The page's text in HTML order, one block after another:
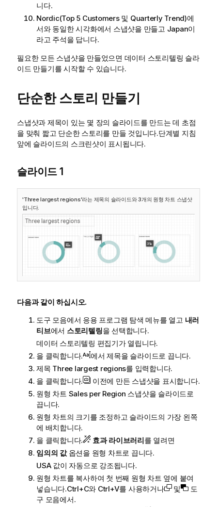
니다.
Nordic(Top 5 Customers및 Quarterly Trend)에
서와 동일한 시각화에서 스냅샷을 만들고 Japan이
라고 주석을 답니다.
필요한 모든 스냅샷을 만들었으면 데이터 스토리텔링 슬라
이드 만들기를 시작할 수 있습니다.
단순한 스토리 만들기
스냅샷과 제목이 있는 몇 장의 슬라이드를 만드는 데 초점
을 맞춰 짧고 단순한 스토리를 만들 것입니다.단계별 지침
앞에 슬라이드의 스크린샷이 표시됩니다.
슬라이드 1
'Three largest regions'라는 제목의 슬라이드와 3개의 원형 차트 스냅샷
입니다.
다음과 같이 하십시오.
도구 모음에서 응용 프로그램 탐색 메뉴를 열고 내러
티브에서 스토리텔링을 선택합니다.
데이터 스토리텔링 편집기가 열립니다.
을 클릭합니다.
에서 제목을 슬라이드로 끕니다.
제목 Three largest regions를 입력합니다.
을 클릭합니다.
이전에 만든 스냅샷을 표시합니다.
원형 차트 Sales per Region 스냅샷을 슬라이드로
끕니다.
원형 차트의 크기를 조정하고 슬라이드의 가장 왼쪽
에 배치합니다.
을 클릭합니다.
효과 라이브러리를 열려면
임의의 값옵션을 원형 차트로 끕니다.
USA값이 자동으로 강조됩니다.
원형 차트를 복사하여 첫 번째 원형 차트 옆에 붙여
넣습니다.Ctrl+C와 Ctrl+V를 사용하거나
및
도
구 모음에서.